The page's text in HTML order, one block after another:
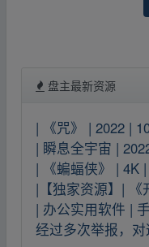
盘主最新资源
| 《咒》 | 2022 |
| 瞬息全宇宙 |
| 《蝙蝠侠》 | 4K
|【独家资源】| 《
| 办公实用软件 |
经过多次举报，对